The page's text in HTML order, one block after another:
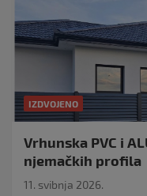
IZDVOJENO
Vrhunska PVC i
njemačkih profila
11. svibnja 2026.